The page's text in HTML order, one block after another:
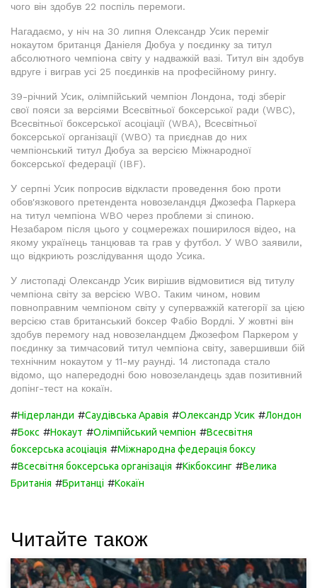
чого він здобув 22 поспіль перемоги.
Нагадаємо, у ніч на 30 липня Олександр Усик переміг
нокаутом британця Даніеля Дюбуа у поєдинку за титул
абсолютного чемпіона світу у надважкій вазі. Титул він здобув
вдруге і виграв усі 25 поєдинків на професійному рингу.
39-річний Усик, олімпійський чемпіон Лондона, тоді зберіг
свої пояси за версіями Всесвітньої боксерської ради (WBC),
Всесвітньої боксерської асоціації (WBA), Всесвітньої
боксерської організації (WBO) та приєднав до них
чемпіонський титул Дюбуа за версією Міжнародної
боксерської федерації (IBF).
У серпні Усик попросив відкласти проведення бою проти
обов'язкового претендента новозеландця Джозефа Паркера
на титул чемпіона WBO через проблеми зі спиною.
Незабаром після цього у соцмережах поширилося відео, на
якому українець танцював та грав у футбол. У WBO заявили,
що відкриють розслідування щодо Усика.
У листопаді Олександр Усик вирішив відмовитися від титулу
чемпіона світу за версією WBO. Таким чином, новим
повноправним чемпіоном світу у суперважкій категорії за цією
версією став британський боксер Фабіо Вордлі. У жовтні він
здобув перемогу над новозеландцем Джозефом Паркером у
поєдинку за тимчасовий титул чемпіона світу, завершивши бій
технічним нокаутом у 11-му раунді. 14 листопада стало
відомо, що напередодні бою новозеландець здав позитивний
допінг-тест на кокаїн.
#Нідерланди #Саудівська Аравія #Олександр Усик #Лондон
#Бокс #Нокаут #Олімпійський чемпіон #Всесвітня
боксерська асоціація #Міжнародна федерація боксу
#Всесвітня боксерська організація #Кікбоксинг #Велика
Британія #Британці #Кокаїн
Читайте також